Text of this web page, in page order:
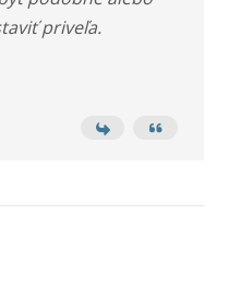
priveľa.